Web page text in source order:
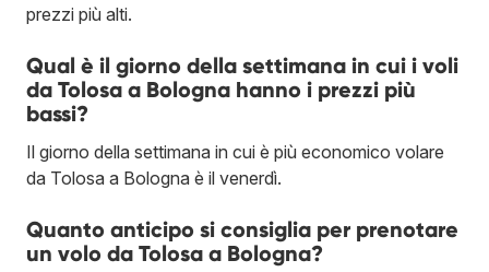
prezzi più alti.
Qual è il giorno della settimana in cui i voli
da Tolosa a Bologna hanno i prezzi più
bassi?
Il giorno della settimana in cui è più economico volare
da Tolosa a Bologna è il venerdì.
Quanto anticipo si consiglia per prenotare
un volo da Tolosa a Bologna?